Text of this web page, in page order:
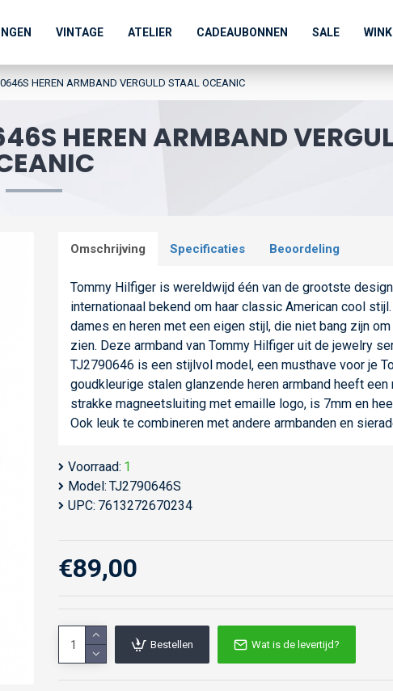
VINTAGE ATELIER CADEAUBONNEN SALE
HEREN ARMBAND VERGULD STAAL OCEANIC
HEREN ARMBAND
Omschrijving Specificaties Beoordeling
Tommy Hilfiger is wereldwijd één van de grootste
internationaal bekend om haar classic American cool
dames en heren met een eigen stijl, die niet bang zijn
zien. Deze armband van Tommy Hilfiger uit de jewelry
TJ2790646 is een stijlvol model, een musthave voor je
goudkleurige stalen glanzende heren armband heeft een
strakke magneetsluiting met emaille logo, is 7mm en
Ook leuk te combineren met andere armbanden en
Voorraad: 1
Model: TJ2790646S
UPC: 7613272670234
€89,00
Bestellen Wat is de levertijd?